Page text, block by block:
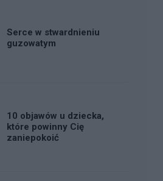
Serce w stwardnieniu
guzowatym
10 objawów u dziecka,
które powinny Cię
zaniepokoić